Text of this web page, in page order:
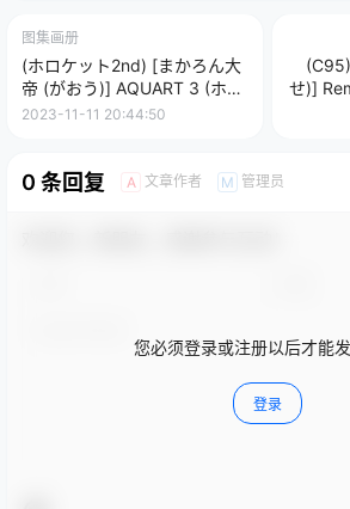
图集画册
(ホロケット2nd) [まかろん大
帝 (がおう)] AQUART 3 (ホロ
ライブ)
2023-11-11 20:44:50
せ)]
0 条回复 A 文章作者 M 管理员
您必须登录或注册以后才能
登录